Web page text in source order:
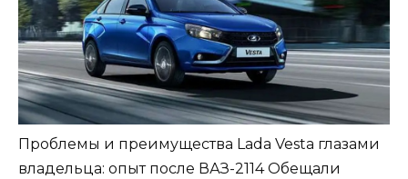
Проблемы и преимущества Lada Vesta глазами
владельца: опыт после ВАЗ-2114 Обещали